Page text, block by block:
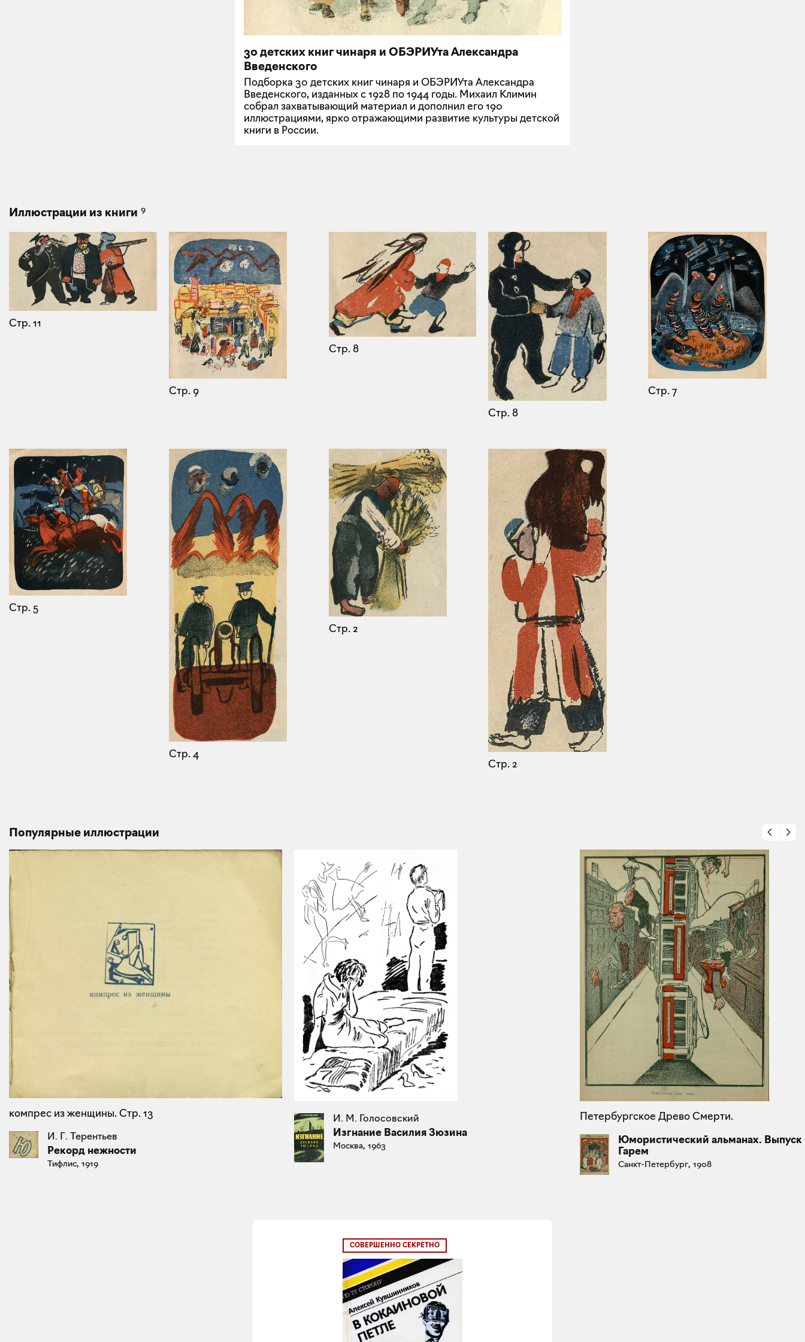
30 детских книг чинаря и ОБЭРИУта Александра
Введенского
Подборка 30 детских книг чинаря и ОБЭРИУта Александра
Введенского, изданных с 1928 по 1944 годы. Михаил Климин
собрал захватывающий материал и дополнил его 190
иллюстрациями, ярко отражающими развитие культуры детской
книги в России.
Иллюстрации из книги 9
Стр. 11
Стр. 9
Стр. 8
Стр. 8
Стр. 7
Стр. 5
Стр. 4
Стр. 2
Стр. 2
Популярные иллюстрации
компрес из женщины. Стр. 13
И. Г. Терентьев
Рекорд нежности
Тифлис, 1919
И. М. Голосовский
Изгнание Василия Зюзина
Москва, 1963
Петербургское Древо Смерти.
Юмористический альманах. Выпуск
Гарем
Санкт-Петербург, 1908
СОВЕРШЕННО СЕКРЕТНО